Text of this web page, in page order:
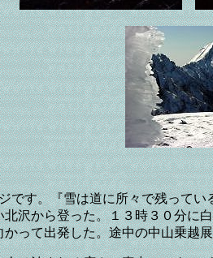
です。『雪は道に所々で残って
沢から登った。１３時３０分
って出発した。途中の中山乗越